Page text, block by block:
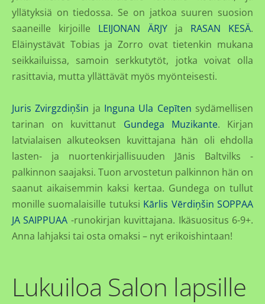
yllätyksiä on tiedossa. Se on jatkoa suuren suosion
saaneille kirjoille LEIJONAN ÄRJY ja RASAN KESÄ.
Eläinystävät Tobias ja Zorro ovat tietenkin mukana
seikkailuissa, samoin serkkutytöt, jotka voivat olla
rasittavia, mutta yllättävät myös myönteisesti.
Juris Zvirgzdiņšin ja Inguna Ula Cepīten sydämellisen
tarinan on kuvittanut Gundega Muzikante. Kirjan
latvialaisen alkuteoksen kuvittajana hän oli ehdolla
lasten- ja nuortenkirjallisuuden Jānis Baltvilks -
palkinnon saajaksi. Tuon arvostetun palkinnon hän on
saanut aikaisemmin kaksi kertaa. Gundega on tullut
monille suomalaisille tutuksi Kārlis Vērdiņšin SOPPAA
JA SAIPPUAA -runokirjan kuvittajana. Ikäsuositus 6-9+.
Anna lahjaksi tai osta omaksi – nyt erikoishintaan!
Lukuiloa Salon lapsille